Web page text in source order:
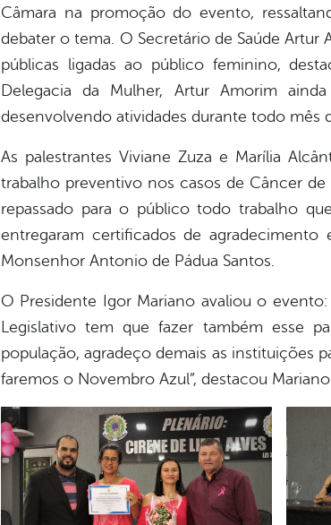
Câmara na promoção do evento,
debater o tema. O Secretário de Saúde
públicas ligadas ao público feminino,
Delegacia da Mulher, Artur Amorim
desenvolvendo atividades durante todo mês
As palestrantes Viviane Zuza e Marília
trabalho preventivo nos casos de Câncer
repassado para o público todo trabalho
entregaram certificados de agradecimento
Monsenhor Antonio de Pádua Santos.
O Presidente Igor Mariano avaliou o
Legislativo tem que fazer também esse
população, agradeço demais as instituições
faremos o Novembro Azul”, destacou